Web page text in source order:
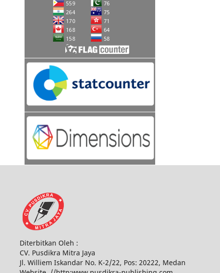
Diterbitkan Oleh :
CV. Pusdikra Mitra Jaya
Jl. Williem Iskandar No. K-2/22, Pos: 20222, Medan